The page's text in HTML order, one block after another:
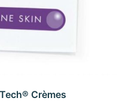
Crèmes